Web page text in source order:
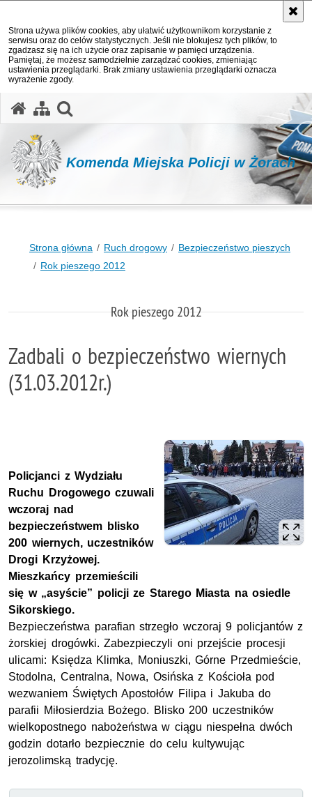
Strona używa plików cookies, aby ułatwić użytkownikom korzystanie z
serwisu oraz do celów statystycznych. Jeśli nie blokujesz tych plików, to
zgadzasz się na ich użycie oraz zapisanie w pamięci urządzenia.
Pamiętaj, że możesz samodzielnie zarządzać cookies, zmieniając
ustawienia przeglądarki. Brak zmiany ustawienia przeglądarki oznacza
wyrażenie zgody.
Komenda Miejska Policji w Żorach
Strona główna Ruch drogowy
Bezpieczeństwo pieszych
Rok pieszego 2012
Rok pieszego 2012
Zadbali o bezpieczeństwo wiernych
(31.03.2012r.)
Policjanci z Wydziału
Ruchu Drogowego czuwali
wczoraj nad
bezpieczeństwem blisko
200 wiernych, uczestników
Drogi Krzyżowej.
Mieszkańcy przemieścili
się w „asyście” policji ze Starego Miasta na osiedle
Sikorskiego.
Bezpieczeństwa parafian strzegło wczoraj 9 policjantów z
żorskiej drogówki. Zabezpieczyli oni przejście procesji
ulicami: Księdza Klimka, Moniuszki, Górne Przedmieście,
Stodolna, Centralna, Nowa, Osińska z Kościoła pod
wezwaniem Świętych Apostołów Filipa i Jakuba do
parafii Miłosierdzia Bożego. Blisko 200 uczestników
wielkopostnego nabożeństwa w ciągu niespełna dwóch
godzin dotarło bezpiecznie do celu kultywując
jerozolimską tradycję.